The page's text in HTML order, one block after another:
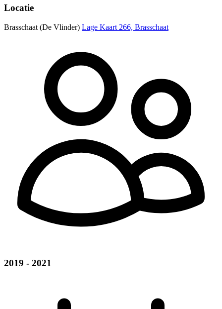
Locatie
Brasschaat (De Vlinder) Lage Kaart 266, Brasschaat
2019 - 2021